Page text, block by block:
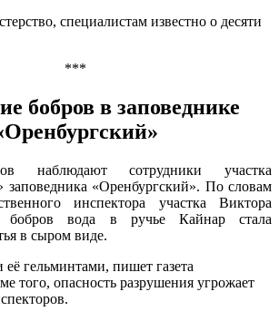
специалистам известно о десяти
***
бобров в заповеднике
наблюдают сотрудники участка
заповедника «Оренбургский». По словам
инспектора участка Виктора
бобров вода в ручье Кайнар стала
в сыром виде.
гельминтами, пишет газета
того, опасность разрушения угрожает